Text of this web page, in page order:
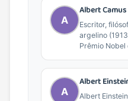
A
Albert Camus
Escritor,
argelino
Prêmio Nobel
Estrangeiro'...
A
Albert
Albert